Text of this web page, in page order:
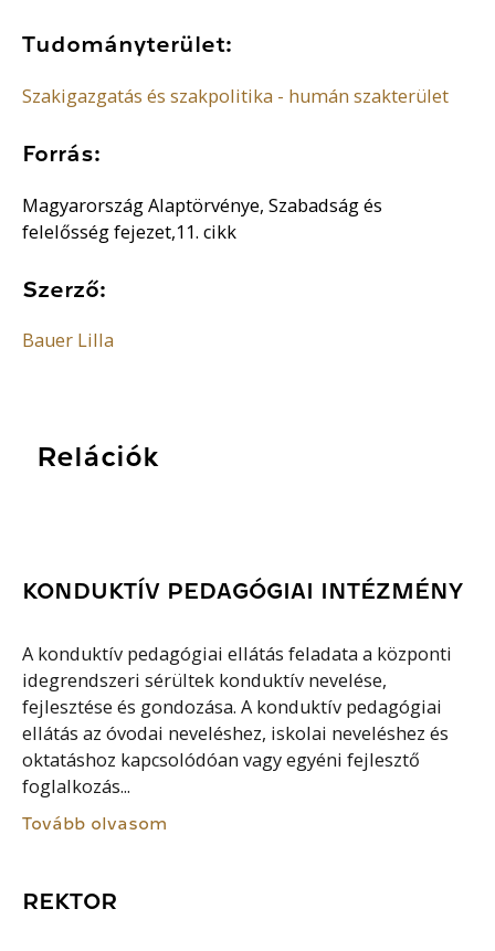
Tudományterület:
Szakigazgatás és szakpolitika - humán szakterület
Forrás:
Magyarország Alaptörvénye, Szabadság és
felelősség fejezet,11. cikk
Szerző:
Bauer Lilla
Relációk
KONDUKTÍV PEDAGÓGIAI INTÉZMÉNY
A konduktív pedagógiai ellátás feladata a központi
idegrendszeri sérültek konduktív nevelése,
fejlesztése és gondozása. A konduktív pedagógiai
ellátás az óvodai neveléshez, iskolai neveléshez és
oktatáshoz kapcsolódóan vagy egyéni fejlesztő
foglalkozás...
Tovább olvasom
REKTOR